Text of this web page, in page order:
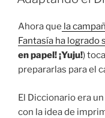
Ahora que la
Fantasía ha logrado
en papel! ¡Yuju!)
prepararlas para el
El Diccionario era
con la idea de